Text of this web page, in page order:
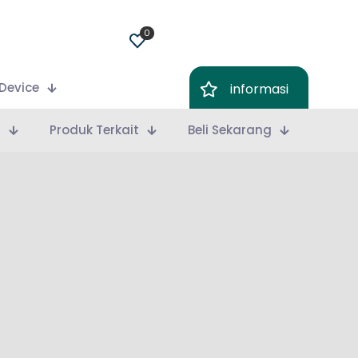
0
informasi
Produk Terkait Beli Sekarang